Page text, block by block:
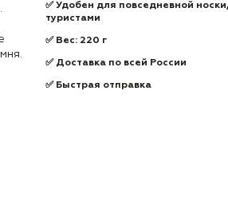
✅ Удобен для повседневной
туристами
✅ Вес: 220 г
✅ Доставка по всей России
✅ Быстрая отправка